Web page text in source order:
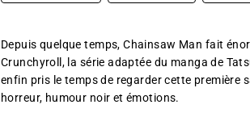
Depuis quelque temps, Chainsaw Man fait
Crunchyroll, la série adaptée du manga de
enfin pris le temps de regarder cette première
horreur, humour noir et émotions.